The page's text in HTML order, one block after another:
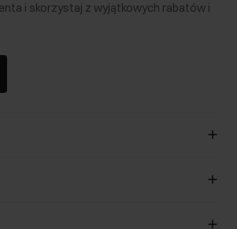
i skorzystaj z wyjątkowych rabatów i